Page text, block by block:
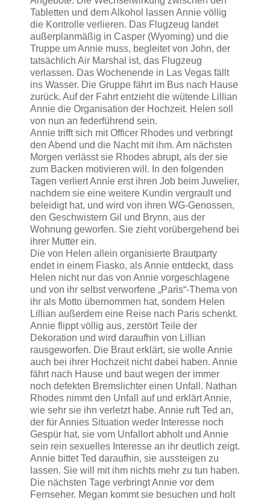
Tabletten und dem Alkohol lassen Annie völlig
die Kontrolle verlieren. Das Flugzeug landet
außerplanmäßig in Casper (Wyoming) und die
Truppe um Annie muss, begleitet von John, der
tatsächlich Air Marshal ist, das Flugzeug
verlassen. Das Wochenende in Las Vegas fällt
ins Wasser. Die Gruppe fährt im Bus nach Hause
zurück. Auf der Fahrt entzieht die wütende Lillian
Annie die Organisation der Hochzeit. Helen soll
von nun an federführend sein.
Annie trifft sich mit Officer Rhodes und verbringt
den Abend und die Nacht mit ihm. Am nächsten
Morgen verlässt sie Rhodes abrupt, als der sie
zum Backen motivieren will. In den folgenden
Tagen verliert Annie erst ihren Job beim Juwelier,
nachdem sie eine weitere Kundin vergrault und
beleidigt hat, und wird von ihren WG-Genossen,
den Geschwistern Gil und Brynn, aus der
Wohnung geworfen. Sie zieht vorübergehend bei
ihrer Mutter ein.
Die von Helen allein organisierte Brautparty
endet in einem Fiasko, als Annie entdeckt, dass
Helen nicht nur das von Annie vorgeschlagene
und von ihr selbst verworfene „Paris“-Thema von
ihr als Motto übernommen hat, sondern Helen
Lillian außerdem eine Reise nach Paris schenkt.
Annie flippt völlig aus, zerstört Teile der
Dekoration und wird daraufhin von Lillian
rausgeworfen. Die Braut erklärt, sie wolle Annie
auch bei ihrer Hochzeit nicht dabei haben. Annie
fährt nach Hause und baut wegen der immer
noch defekten Bremslichter einen Unfall. Nathan
Rhodes nimmt den Unfall auf und erklärt Annie,
wie sehr sie ihn verletzt habe. Annie ruft Ted an,
der für Annies Situation weder Interesse noch
Gespür hat, sie vom Unfallort abholt und Annie
sein rein sexuelles Interesse an ihr deutlich zeigt.
Annie bittet Ted daraufhin, sie aussteigen zu
lassen. Sie will mit ihm nichts mehr zu tun haben.
Die nächsten Tage verbringt Annie vor dem
Fernseher. Megan kommt sie besuchen und holt